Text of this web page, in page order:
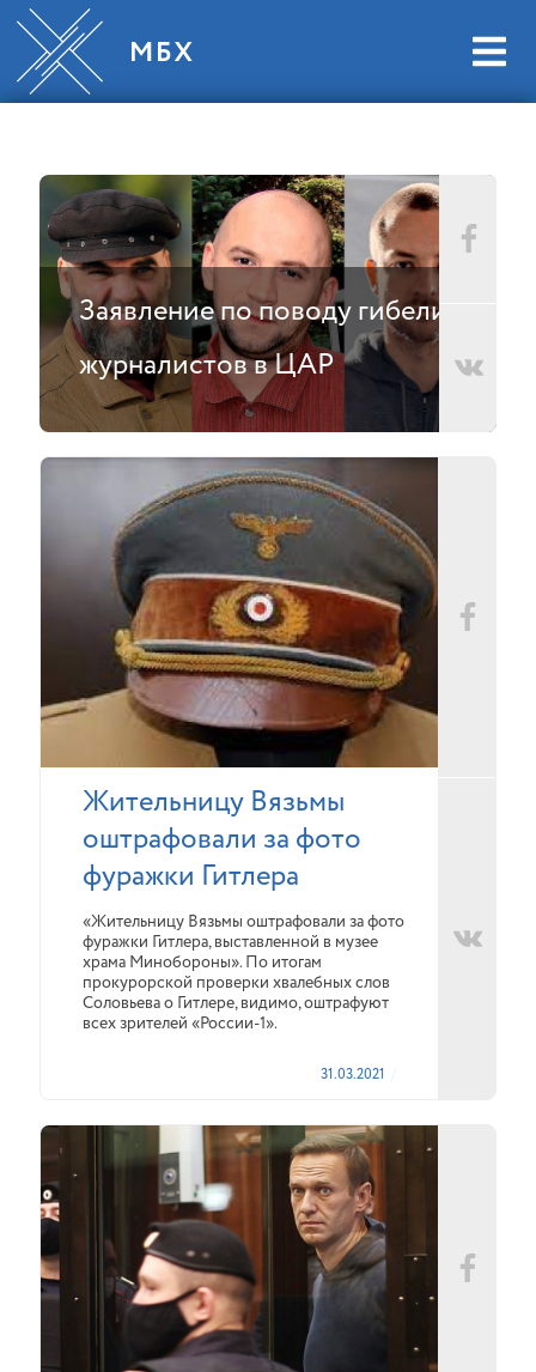
Заявление по поводу гибели
журналистов в ЦАР
Жительницу Вязьмы
оштрафовали за фото
фуражки Гитлера
«Жительницу Вязьмы оштрафовали за фото
фуражки Гитлера, выставленной в музее
храма Минобороны». По итогам
прокурорской проверки хвалебных слов
Соловьева о Гитлере, видимо, оштрафуют
всех зрителей «России-1».
31.03.2021